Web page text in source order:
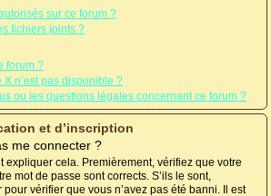
sur ce forum ?
fichiers joints ?
forum ?
n’est pas disponible ?
ou les questions légales concernant ce forum ?
et d’inscription
me connecter ?
expliquer cela. Premièrement, vérifiez que votre
mot de passe sont corrects. S’ils le sont,
pour vérifier que vous n’avez pas été banni. Il est